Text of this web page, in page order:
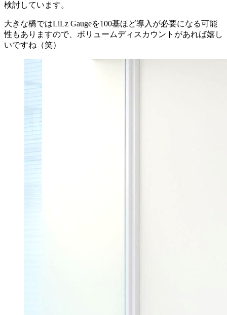
検討しています。
大きな橋ではLiLz Gaugeを100基ほど導入が必要になる可能
性もありますので、ボリュームディスカウントがあれば嬉し
いですね（笑）